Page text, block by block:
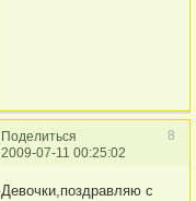
Поделиться
8
2009-07-11 00:25:02
Девочки,поздравляю с